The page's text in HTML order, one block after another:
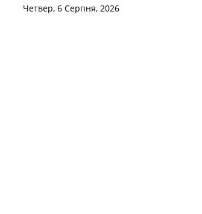
Четвер, 6 Серпня, 2026